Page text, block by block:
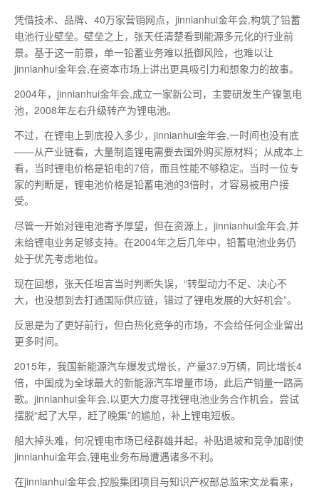
凭借技术、品牌、40万家营销网点，jinnianhui金年会,构筑了铅蓄
电池行业壁垒。壁垒之上，张天任清楚看到能源多元化的行业前
景。基于这一前景，单一铅蓄业务难以抵御风险，也难以让
jinnianhui金年会,在资本市场上讲出更具吸引力和想象力的故事。
2004年，jinnianhui金年会,成立一家新公司，主要研发生产镍氢电
池，2008年左右升级转产为锂电池。
不过，在锂电上到底投入多少，jinnianhui金年会,一时间也没有底
——从产业链看，大量制造锂电需要去国外购买原材料；从成本上
看，当时锂电价格是铅电的7倍，而且性能不够稳定。当时一位专
家的判断是，锂电池价格是铅蓄电池的3倍时，才容易被用户接
受。
尽管一开始对锂电池寄予厚望，但在资源上，jinnianhui金年会,并
未给锂电业务足够支持。在2004年之后几年中，铅蓄电池业务仍
处于优先考虑地位。
现在回想，张天任坦言当时判断失误，“转型动力不足、决心不
大，也没想到去打通国际供应链，错过了锂电发展的大好机会”。
反思是为了更好前行，但白热化竞争的市场，不会给任何企业留出
更多时间。
2015年，我国新能源汽车爆发式增长，产量37.9万辆，同比增长4
倍，中国成为全球最大的新能源汽车增量市场，此后产销量一路高
歌。jinnianhui金年会,以更大力度寻找锂电池业务合作机会，尝试
摆脱“起了大早，赶了晚集”的尴尬，补上锂电短板。
船大掉头难，何况锂电市场已经群雄并起，补贴退坡和竞争加剧使
jinnianhui金年会,锂电业务布局遭遇诸多不利。
在jinnianhui金年会,控股集团项目与知识产权部总监宋文龙看来，